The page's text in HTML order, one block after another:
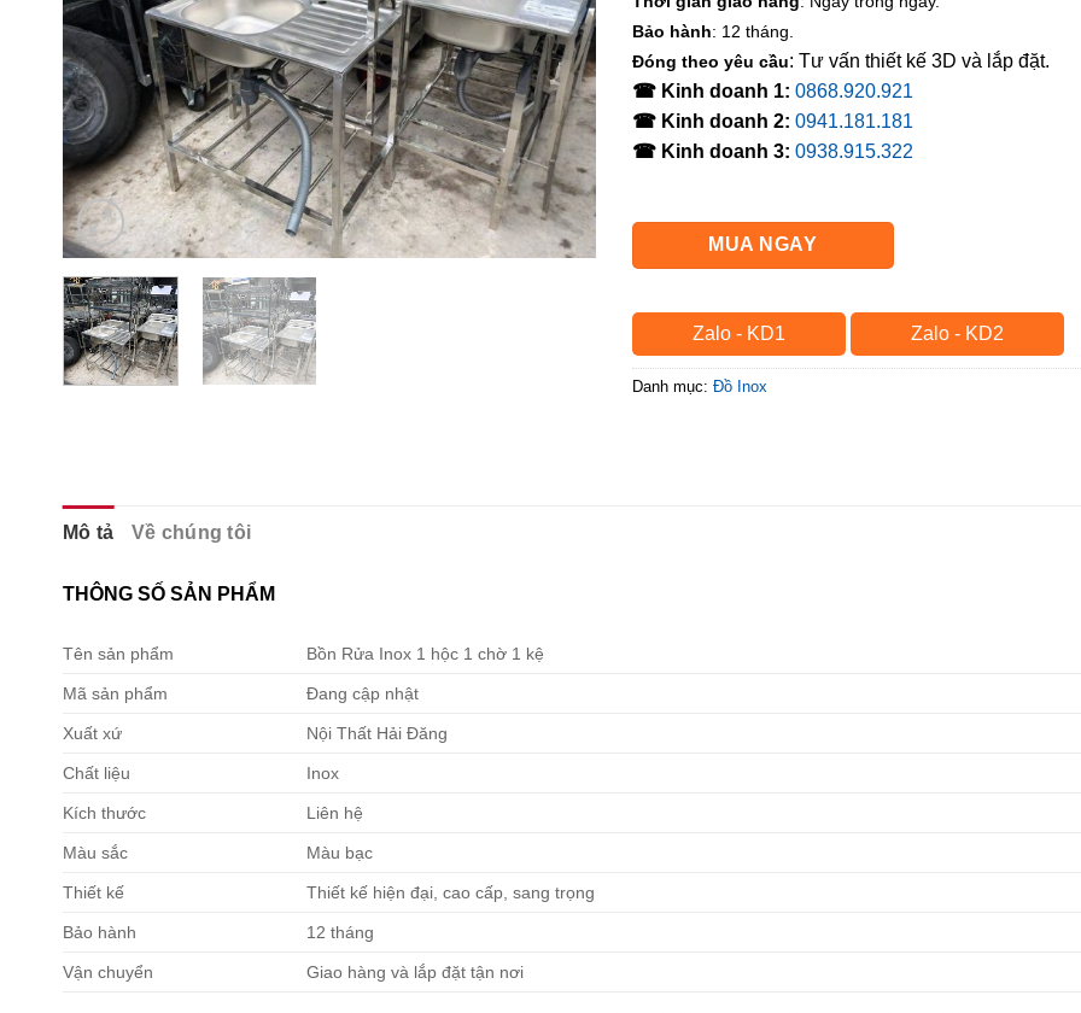
Bảo hành: 12 tháng.
Đóng theo yêu cầu: Tư vấn thiết kế 3D và lắp đặt.
☎ Kinh doanh 1: 0868.920.921
☎ Kinh doanh 2: 0941.181.181
☎ Kinh doanh 3: 0938.915.322
MUA NGAY
Zalo - KD1 Zalo - KD2
Danh mục: Đồ Inox
Mô tả Về chúng tôi
THÔNG SỐ SẢN PHẨM
Tên sản phẩm Bồn Rửa Inox 1 hộc 1 chờ 1 kệ
Mã sản phẩm Đang cập nhật
Xuất xứ Nội Thất Hải Đăng
Chất liệu Inox
Kích thước Liên hệ
Màu sắc Màu bạc
Thiết kế Thiết kế hiện đại, cao cấp, sang trọng
Bảo hành 12 tháng
Vận chuyển Giao hàng và lắp đặt tận nơi